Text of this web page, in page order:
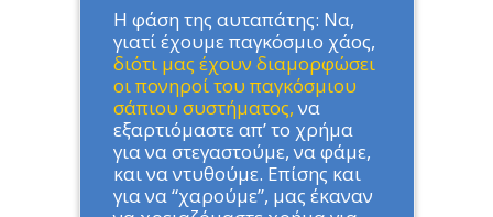
ΜΑΣ
Home » ΑΡΘΡΑ »ΟΙ ΔΥΟ
ΑΚΡΑΙΕΣ ΔΙΑΦΟΡΕΤΙΚΕΣ
ΦΑΣΕΙΣ ΤΗΣ ΖΩΗΣ ΜΑΣ
Η φάση της αυταπάτης: Να,
γιατί έχουμε παγκόσμιο χάος,
διότι μας έχουν διαμορφώσει
οι πονηροί του παγκόσμιου
σάπιου συστήματος,να
εξαρτιόμαστε απ’ το χρήμα
για να στεγαστούμε, να φάμε,
και να ντυθούμε. Επίσης και
για να “χαρούμε”, μας έκαναν